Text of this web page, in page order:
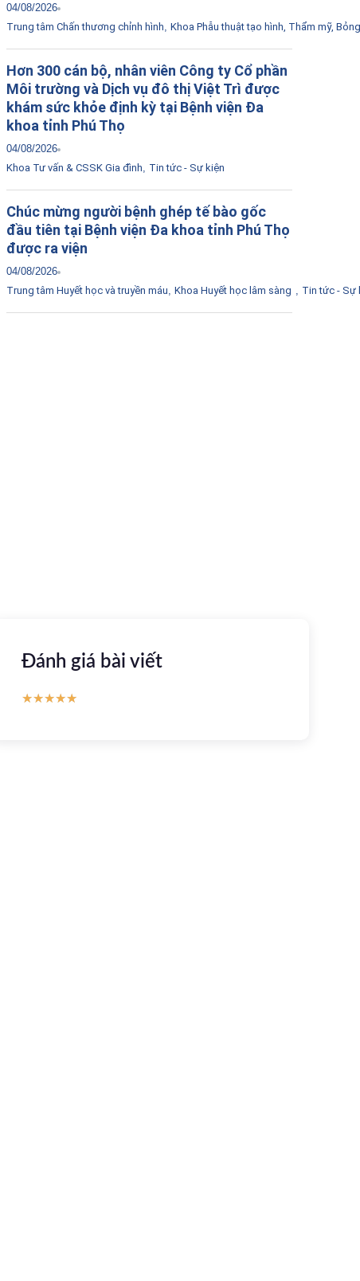
04/08/2026
Trung tâm Chấn thương chỉnh hình, Khoa Phẫu thuật tạo hình, Thẩm mỹ, Bỏng
Hơn 300 cán bộ, nhân viên Công ty Cổ phần
Môi trường và Dịch vụ đô thị Việt Trì được
khám sức khỏe định kỳ tại Bệnh viện Đa
khoa tỉnh Phú Thọ
04/08/2026
Khoa Tư vấn & CSSK Gia đình, Tin tức - Sự kiện
Chúc mừng người bệnh ghép tế bào gốc
đầu tiên tại Bệnh viện Đa khoa tỉnh Phú Thọ
được ra viện
04/08/2026
Trung tâm Huyết học và truyền máu, Khoa Huyết học lâm sàng , Tin tức - Sự
Đánh giá bài viết
★★★★★